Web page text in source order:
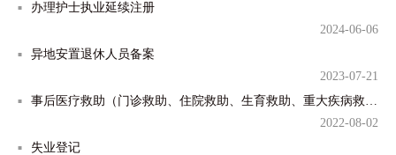
办理护士执业延续注册
2024-06-06
异地安置退休人员备案
2023-07-21
事后医疗救助（门诊救助、住院救助、生育救助、重大疾病救助、补充医疗救助等）
2022-08-02
失业登记